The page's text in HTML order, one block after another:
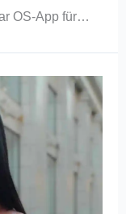
OS-App für…